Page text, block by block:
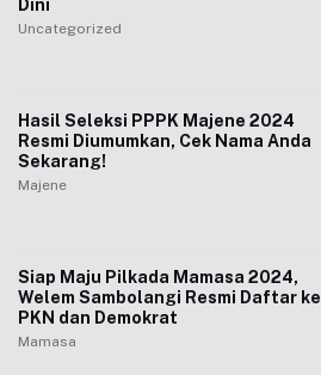
Dini
Uncategorized
Hasil Seleksi PPPK Majene 2024
Resmi Diumumkan, Cek Nama Anda
Sekarang!
Majene
Siap Maju Pilkada Mamasa 2024,
Welem Sambolangi Resmi Daftar ke
PKN dan Demokrat
Mamasa